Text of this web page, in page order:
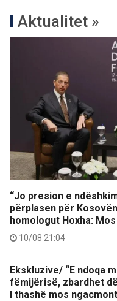
Aktualitet »
“Jo presion e
përplasen për
homologut Hoxha:
10/08 21:04
Ekskluzive/ “E ndoqa
fëmijërisë, zbardhet
I thashë mos